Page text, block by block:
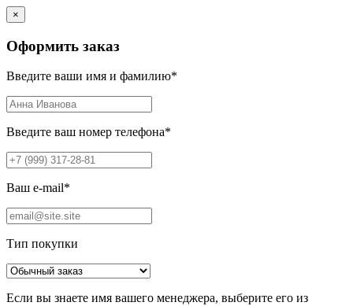
×
Оформить заказ
Введите ваши имя и фамилию*
Введите ваш номер телефона*
Ваш e-mail*
Тип покупки
Если вы знаете имя вашего менеджера, выберите его из